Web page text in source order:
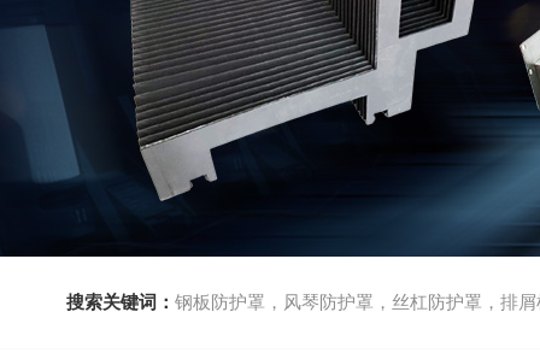
搜索关键词： 钢板防护罩，风琴防护罩，丝杠防护罩，排屑机